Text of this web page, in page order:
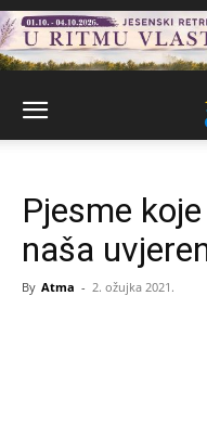
Pjesme
naša
By Atma - 2. ožujka 2021.